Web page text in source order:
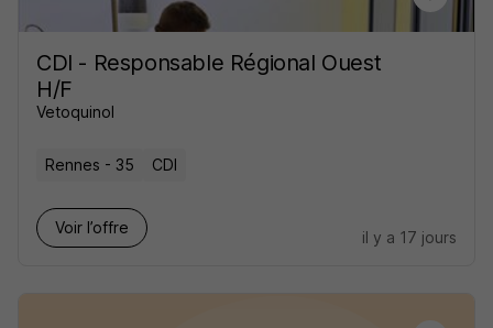
CDI - Responsable Régional Ouest
H/F
Vetoquinol
Rennes - 35 CDI
Voir l’offre
il y a 17 jours